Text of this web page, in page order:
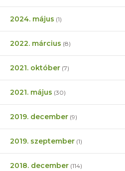
2024. május (1)
2022. március (8)
2021. október (7)
2021. május (30)
2019. december (9)
2019. szeptember (1)
2018. december (114)